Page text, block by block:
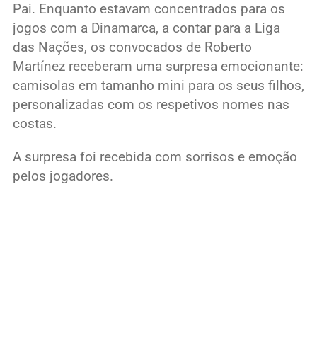
Pai. Enquanto estavam concentrados para os
jogos com a Dinamarca, a contar para a Liga
das Nações, os convocados de Roberto
Martínez receberam uma surpresa emocionante:
camisolas em tamanho mini para os seus filhos,
personalizadas com os respetivos nomes nas
costas.
A surpresa foi recebida com sorrisos e emoção
pelos jogadores.